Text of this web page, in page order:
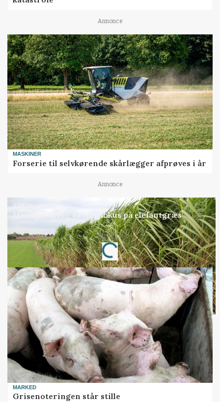
Annonce
MASKINER
Forserie til selvkørende skårlægger afprøves i år
Annonce
ARRANGEMENT
Markvandring sætter fokus på elefantgræs
Annonce
Loading...
MARKED
Grisenoteringen står stille